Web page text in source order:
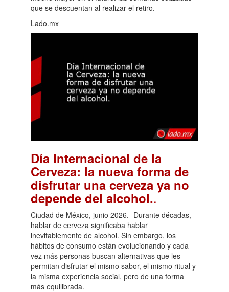
que se descuentan al realizar el retiro.
Lado.mx
Día Internacional de la
Cerveza: la nueva forma de
disfrutar una cerveza ya no
depende del alcohol..
Ciudad de México, junio 2026.- Durante décadas,
hablar de cerveza significaba hablar
inevitablemente de alcohol. Sin embargo, los
hábitos de consumo están evolucionando y cada
vez más personas buscan alternativas que les
permitan disfrutar el mismo sabor, el mismo ritual y
la misma experiencia social, pero de una forma
más equilibrada.